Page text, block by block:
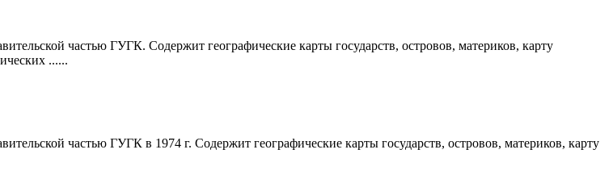
частью ГУГК. Содержит географические карты государств, островов, материков, карту
......
частью ГУГК в 1974 г. Содержит географические карты государств, островов, материков, карту